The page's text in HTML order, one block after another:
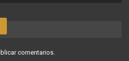
comentarios.